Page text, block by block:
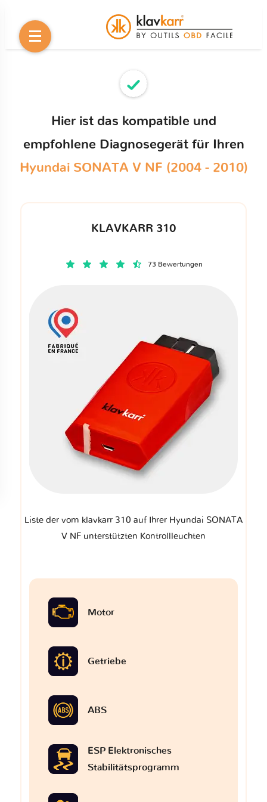
Hier ist das kompatible und
empfohlene Diagnosegerät für Ihren
Hyundai SONATA V NF (2004 - 2010)
KLAVKARR 310
73 Bewertungen
Liste der vom klavkarr 310 auf Ihrer Hyundai SONATA
V NF unterstützten Kontrollleuchten
Motor
Getriebe
ABS
ESP Elektronisches
Stabilitätsprogramm